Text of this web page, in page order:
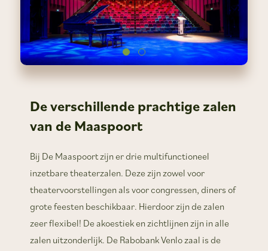
De verschillende prachtige zalen
van de Maaspoort
Bij De Maaspoort zijn er drie multifunctioneel
inzetbare theaterzalen. Deze zijn zowel voor
theatervoorstellingen als voor congressen, diners of
grote feesten beschikbaar. Hierdoor zijn de zalen
zeer flexibel! De akoestiek en zichtlijnen zijn in alle
zalen uitzonderlijk. De Rabobank Venlo zaal is de